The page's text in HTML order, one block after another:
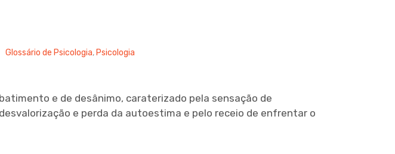
Glossário de Psicologia, Psicologia
e de desânimo, caraterizado pela sensação de
e perda da autoestima e pelo receio de enfrentar o